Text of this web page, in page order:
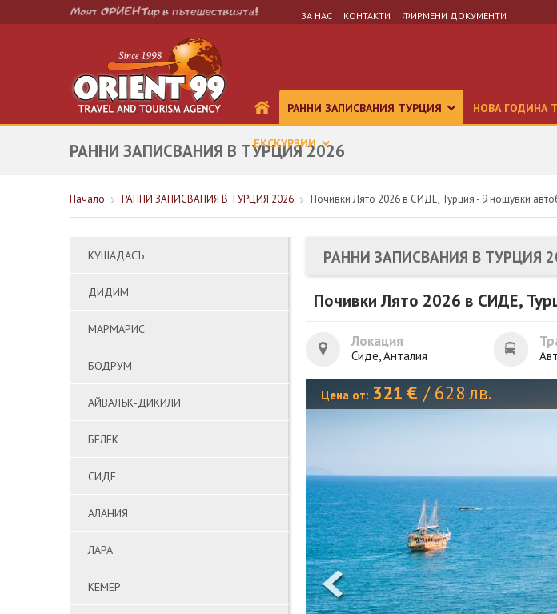
ЗА НАС КОНТАКТИ ФИРМЕНИ ДОКУМЕНТИ
РАННИ ЗАПИСВАНИЯ ТУРЦИЯ НОВА ГОДИНА
ЕКСКУРЗИИ
РАННИ ЗАПИСВАНИЯ В ТУРЦИЯ 2026
Начало РАННИ ЗАПИСВАНИЯ В ТУРЦИЯ 2026 Почивки Лято 2026 в СИДЕ, Турция - 9 нощувки
КУШАДАСЪ
ДИДИМ
МАРМАРИС
БОДРУМ
АЙВАЛЪК-ДИКИЛИ
БЕЛЕК
СИДЕ
АЛАНИЯ
ЛАРА
КЕМЕР
РАННИ ЗАПИСВАНИЯ В ТУРЦИЯ
Почивки Лято 2026 в СИДЕ,
Локация
Сиде, Анталия
Цена от: 321 € / 628 лв.